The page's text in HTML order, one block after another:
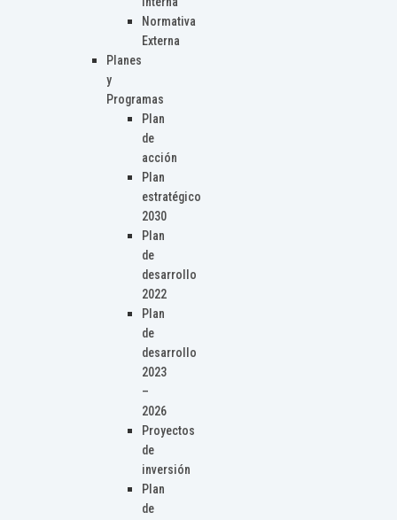
Normativa
Externa
Planes
y
Programas
Plan
de
acción
Plan
estratégico
2030
Plan
de
desarrollo
2022
Plan
de
desarrollo
2023
–
2026
Proyectos
de
inversión
Plan
de